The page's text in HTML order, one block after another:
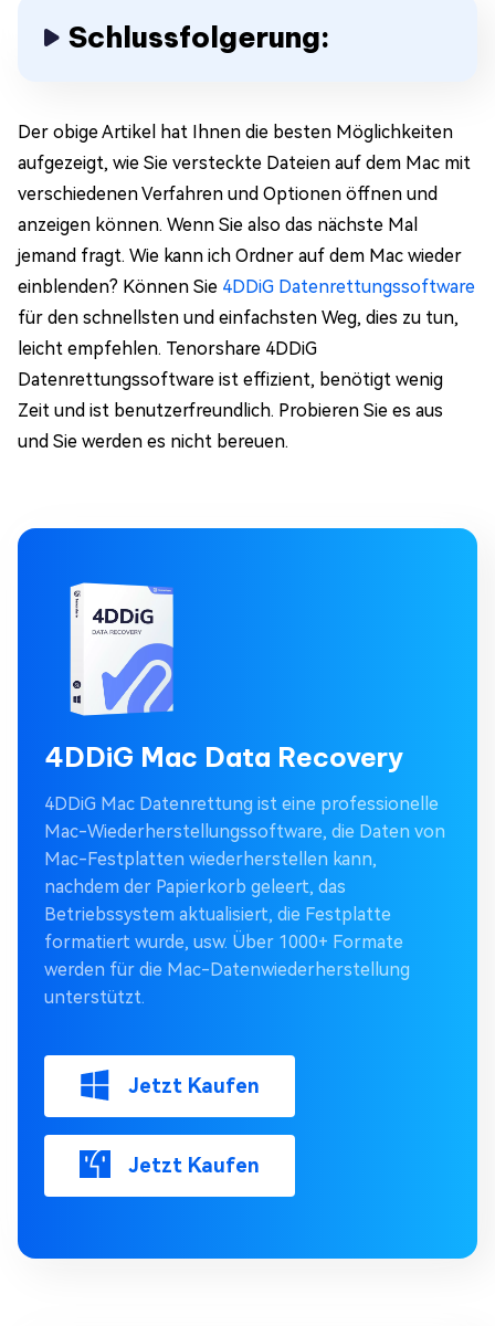
Schlussfolgerung:
Der obige Artikel hat Ihnen die besten Möglichkeiten
aufgezeigt, wie Sie versteckte Dateien auf dem Mac mit
verschiedenen Verfahren und Optionen öffnen und
anzeigen können. Wenn Sie also das nächste Mal
jemand fragt. Wie kann ich Ordner auf dem Mac wieder
einblenden? Können Sie 4DDiG Datenrettungssoftware
für den schnellsten und einfachsten Weg, dies zu tun,
leicht empfehlen. Tenorshare 4DDiG
Datenrettungssoftware ist effizient, benötigt wenig
Zeit und ist benutzerfreundlich. Probieren Sie es aus
und Sie werden es nicht bereuen.
4DDiG Mac Data Recovery
4DDiG Mac Datenrettung ist eine professionelle
Mac-Wiederherstellungssoftware, die Daten von
Mac-Festplatten wiederherstellen kann,
nachdem der Papierkorb geleert, das
Betriebssystem aktualisiert, die Festplatte
formatiert wurde, usw. Über 1000+ Formate
werden für die Mac-Datenwiederherstellung
unterstützt.
Jetzt Kaufen
Jetzt Kaufen